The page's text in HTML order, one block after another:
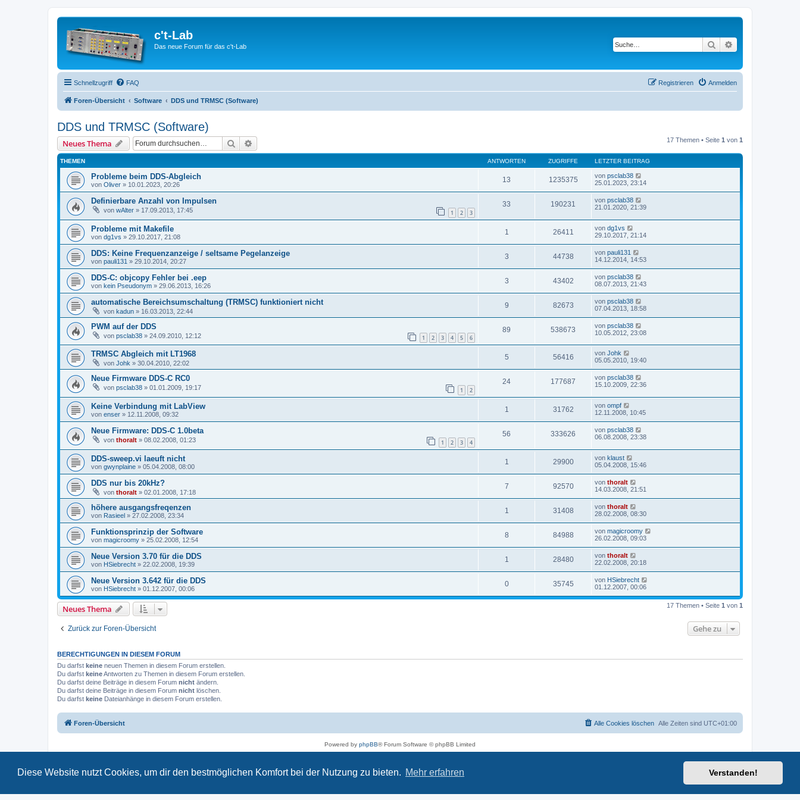
Diese Website nutzt Cookies, um dir den bestmöglichen Komfort bei der Nutzung zu bieten. Mehr erfahren Verstanden!
c't-Lab
Das neue Forum für das c't-Lab Suche
Schnellzugriff FAQ Anmelden
Registrieren
Foren-Übersicht Software DDS und TRMSC (Software)
DDS und TRMSC (Software)
Neues Thema Suche 17 Themen • Seite 1 von 1
THEMEN ANTWORTEN ZUGRIFFE LETZTER BEITRAG
Probleme beim DDS-Abgleich
von Oliver » 10.01.2023, 20:26
13 1235375 von psclab38
25.01.2023, 23:14
Definierbare Anzahl von Impulsen
von wAlter » 17.09.2013, 17:45 1 2 3
33 190231 von psclab38
21.01.2020, 21:39
Probleme mit Makefile
von dg1vs » 29.10.2017, 21:08
1 26411 von dg1vs
29.10.2017, 21:14
DDS: Keine Frequenzanzeige / seltsame Pegelanzeige
von pauli131 » 29.10.2014, 20:27
3 44738 von pauli131
14.12.2014, 14:53
DDS-C: objcopy Fehler bei .eep
von kein Pseudonym » 29.06.2013, 16:26
3 43402 von psclab38
08.07.2013, 21:43
automatische Bereichsumschaltung (TRMSC) funktioniert nicht
von kadun » 16.03.2013, 22:44
9 82673 von psclab38
07.04.2013, 18:58
PWM auf der DDS
von psclab38 » 24.09.2010, 12:12 1 2 3 4 5 6
89 538673 von psclab38
10.05.2012, 23:08
TRMSC Abgleich mit LT1968
von Johk » 30.04.2010, 22:02
5 56416 von Johk
05.05.2010, 19:40
Neue Firmware DDS-C RC0
von psclab38 » 01.01.2009, 19:17 1 2
24 177687 von psclab38
15.10.2009, 22:36
Keine Verbindung mit LabView
von enser » 12.11.2008, 09:32
1 31762 von ompf
12.11.2008, 10:45
Neue Firmware: DDS-C 1.0beta
von thoralt » 08.02.2008, 01:23 1 2 3 4
56 333626 von psclab38
06.08.2008, 23:38
DDS-sweep.vi laeuft nicht
von gwynplaine » 05.04.2008, 08:00
1 29900 von klaust
05.04.2008, 15:46
DDS nur bis 20kHz?
von thoralt » 02.01.2008, 17:18
7 92570 von thoralt
14.03.2008, 21:51
höhere ausgangsfreqenzen
von Rasieel » 27.02.2008, 23:34
1 31408 von thoralt
28.02.2008, 08:30
Funktionsprinzip der Software
von magicroomy » 25.02.2008, 12:54
8 84988 von magicroomy
26.02.2008, 09:03
Neue Version 3.70 für die DDS
von HSiebrecht » 22.02.2008, 19:39
1 28480 von thoralt
22.02.2008, 20:18
Neue Version 3.642 für die DDS
von HSiebrecht » 01.12.2007, 00:06
0 35745 von HSiebrecht
01.12.2007, 00:06
Neues Thema 17 Themen • Seite 1 von 1
Zurück zur Foren-Übersicht Gehe zu
BERECHTIGUNGEN IN DIESEM FORUM
Du darfst keine neuen Themen in diesem Forum erstellen.
Du darfst keineAntworten zu Themen in diesem Forum erstellen.
Du darfst deine Beiträge in diesem Forum nicht ändern.
Du darfst deine Beiträge in diesem Forum nicht löschen.
Du darfst keine Dateianhänge in diesem Forum erstellen.
Foren-Übersicht Alle Zeiten sind UTC+01:00
Alle Cookies löschen
Powered by phpBB® Forum Software © phpBB Limited